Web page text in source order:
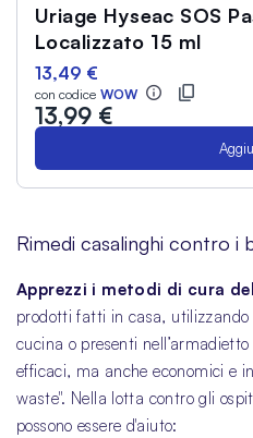
Uriage Hyseac SOS
Localizzato 15 ml
13,49 €
con codice WOW
13,99 €
Rimedi casalinghi contro i
Apprezzi i metodi di cura
prodotti fatti in casa,
cucina o presenti
efficaci, ma anche economici e
waste". Nella lotta contro gli
possono essere d'aiuto: